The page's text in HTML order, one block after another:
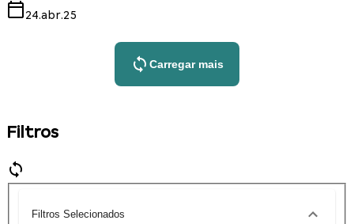
24.abr.25
Carregar mais
Filtros
Filtros Selecionados